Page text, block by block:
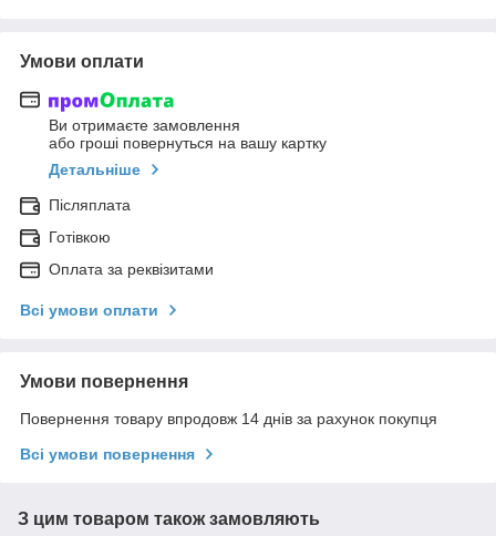
Умови оплати
Ви отримаєте замовлення
або гроші повернуться на вашу картку
Детальніше
Післяплата
Готівкою
Оплата за реквізитами
Всі умови оплати
Умови повернення
Повернення товару впродовж 14 днів за рахунок покупця
Всі умови повернення
З цим товаром також замовляють